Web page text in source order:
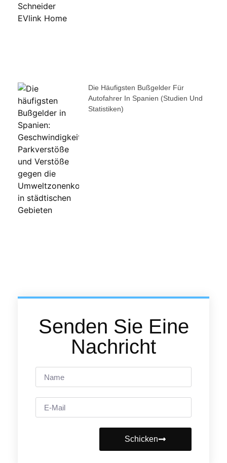
Die Häufigsten Bußgelder Für
Autofahrer In Spanien (Studien Und
Statistiken)
Senden Sie Eine
Nachricht
Schicken